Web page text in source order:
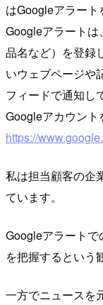
はGoogleアラート
Googleアラート
品名など）を登録
いウェブページや
フィードで通知し
Googleアカウント
https://
私は担当顧客の企
ています。
Googleアラートで
を把握するという
一方でニュースを